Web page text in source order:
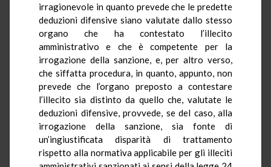
irragionevole in quanto prevede che le predette
deduzioni difensive siano valutate dallo stesso
organo che ha contestato l’illecito
amministrativo e che è competente per la
irrogazione della sanzione, e, per altro verso,
che siffatta procedura, in quanto, appunto, non
prevede che l’organo preposto a contestare
l’illecito sia distinto da quello che, valutate le
deduzioni difensive, provvede, se del caso, alla
irrogazione della sanzione, sia fonte di
un’ingiustificata disparità di trattamento
rispetto alla normativa applicabile per gli illeciti